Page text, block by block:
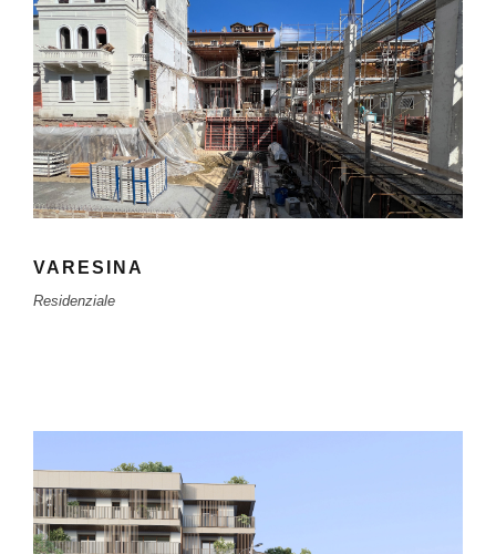
VARESINA
Residenziale